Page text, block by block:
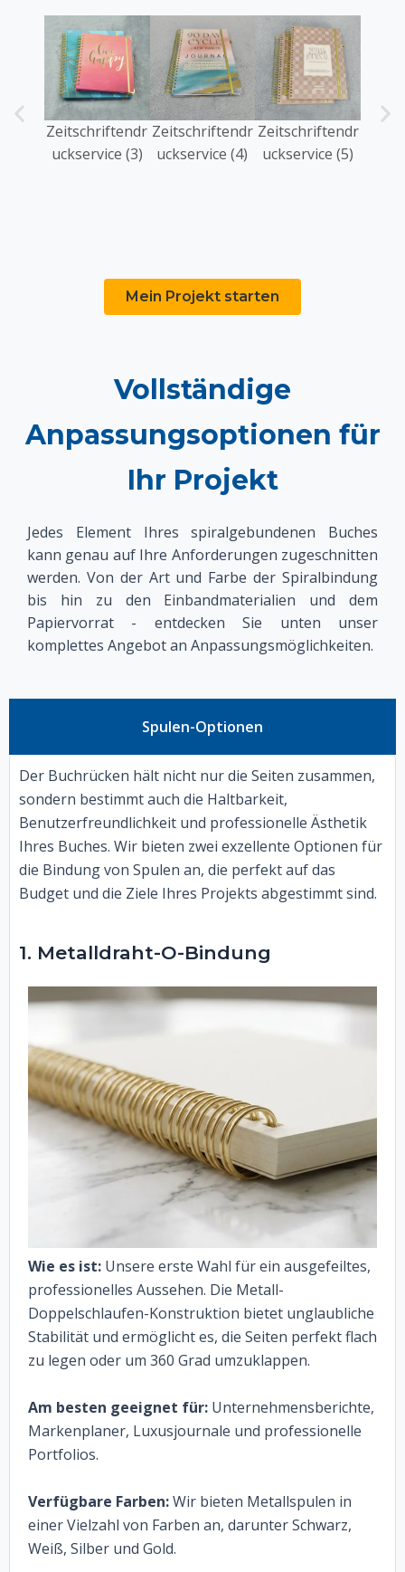
Zeitschriftendr
uckservice (3)
Zeitschriftendr
uckservice (4)
Zeitschriftendr
uckservice (5)
Mein Projekt starten
Vollständige
Anpassungsoptionen für
Ihr Projekt
Jedes Element Ihres spiralgebundenen Buches
kann genau auf Ihre Anforderungen zugeschnitten
werden. Von der Art und Farbe der Spiralbindung
bis hin zu den Einbandmaterialien und dem
Papiervorrat - entdecken Sie unten unser
komplettes Angebot an Anpassungsmöglichkeiten.
Spulen-Optionen
Der Buchrücken hält nicht nur die Seiten zusammen,
sondern bestimmt auch die Haltbarkeit,
Benutzerfreundlichkeit und professionelle Ästhetik
Ihres Buches. Wir bieten zwei exzellente Optionen für
die Bindung von Spulen an, die perfekt auf das
Budget und die Ziele Ihres Projekts abgestimmt sind.
1. Metalldraht-O-Bindung
Wie es ist: Unsere erste Wahl für ein ausgefeiltes,
professionelles Aussehen. Die Metall-
Doppelschlaufen-Konstruktion bietet unglaubliche
Stabilität und ermöglicht es, die Seiten perfekt flach
zu legen oder um 360 Grad umzuklappen.
Am besten geeignet für: Unternehmensberichte,
Markenplaner, Luxusjournale und professionelle
Portfolios.
Verfügbare Farben:Wir bieten Metallspulen in
einer Vielzahl von Farben an, darunter Schwarz,
Weiß, Silber und Gold.